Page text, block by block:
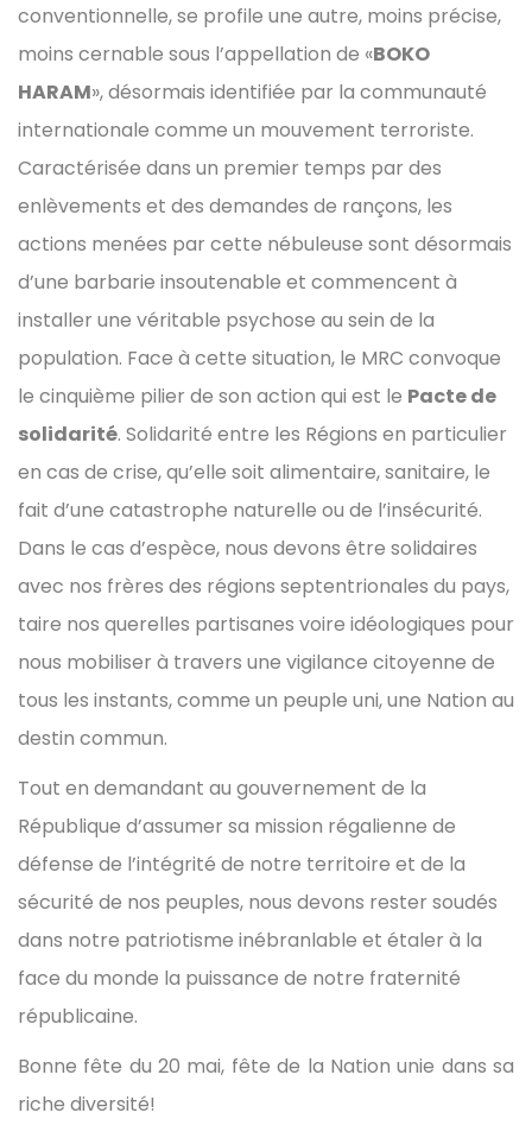
conventionnelle, se profile une autre, moins précise,
moins cernable sous l’appellation de «BOKO
HARAM», désormais identifiée par la communauté
internationale comme un mouvement terroriste.
Caractérisée dans un premier temps par des
enlèvements et des demandes de rançons, les
actions menées par cette nébuleuse sont désormais
d’une barbarie insoutenable et commencent à
installer une véritable psychose au sein de la
population. Face à cette situation, le MRC convoque
le cinquième pilier de son action qui est le Pacte de
solidarité. Solidarité entre les Régions en particulier
en cas de crise, qu’elle soit alimentaire, sanitaire, le
fait d’une catastrophe naturelle ou de l’insécurité.
Dans le cas d’espèce, nous devons être solidaires
avec nos frères des régions septentrionales du pays,
taire nos querelles partisanes voire idéologiques pour
nous mobiliser à travers une vigilance citoyenne de
tous les instants, comme un peuple uni, une Nation au
destin commun.
Tout en demandant au gouvernement de la
République d’assumer sa mission régalienne de
défense de l’intégrité de notre territoire et de la
sécurité de nos peuples, nous devons rester soudés
dans notre patriotisme inébranlable et étaler à la
face du monde la puissance de notre fraternité
républicaine.
Bonne fête du 20 mai, fête de la Nation unie dans sa
riche diversité!